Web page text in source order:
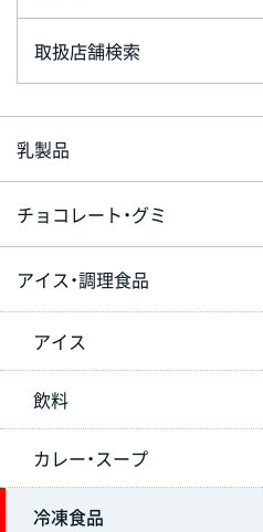
取扱店舗検索
乳製品
チョコレート・グミ
アイス・調理食品
アイス
飲料
カレー・スープ
冷凍食品